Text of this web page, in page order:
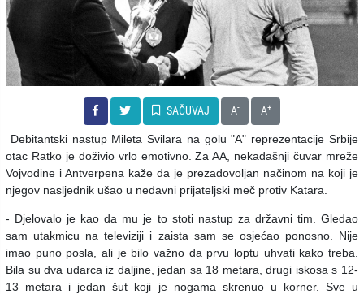
SAČUVAJ A- A+
Debitantski nastup Mileta Svilara na golu "A" reprezentacije Srbije
otac Ratko je doživio vrlo emotivno. Za AA, nekadašnji čuvar mreže
Vojvodine i Antverpena kaže da je prezadovoljan načinom na koji je
njegov nasljednik ušao u nedavni prijateljski meč protiv Katara.
- Djelovalo je kao da mu je to stoti nastup za državni tim. Gledao
sam utakmicu na televiziji i zaista sam se osjećao ponosno. Nije
imao puno posla, ali je bilo važno da prvu loptu uhvati kako treba.
Bila su dva udarca iz daljine, jedan sa 18 metara, drugi iskosa s 12-
13 metara i jedan šut koji je nogama skrenuo u korner. Sve u